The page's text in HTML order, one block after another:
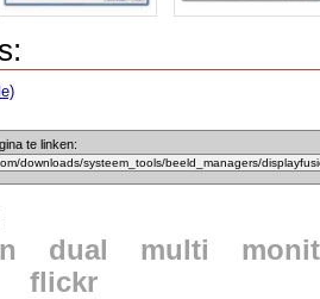
te linken:
dual multi
flickr